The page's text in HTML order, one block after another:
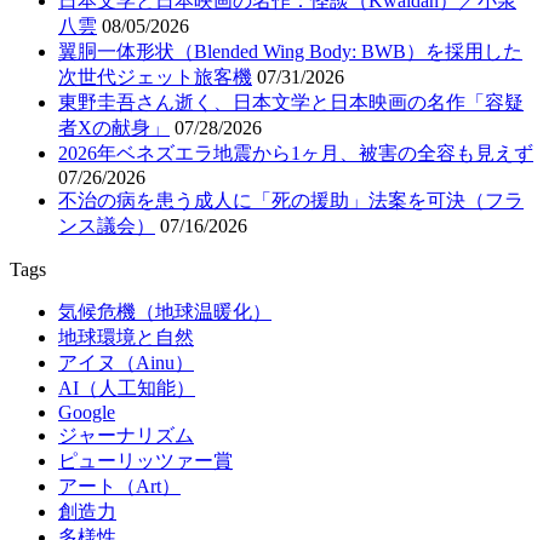
八雲 08/05/2026
翼胴一体形状（Blended Wing Body: BWB）を採用した
次世代ジェット旅客機 07/31/2026
東野圭吾さん逝く、日本文学と日本映画の名作「容疑
者Xの献身」
07/28/2026
2026年ベネズエラ地震から1ヶ月、被害の全容も見えず
07/26/2026
不治の病を患う成人に「死の援助」法案を可決（フラ
ンス議会）
07/16/2026
Tags
気候危機（地球温暖化）
地球環境と自然
アイヌ（Ainu）
AI（人工知能）
Google
ジャーナリズム
ピューリッツァー賞
アート（Art）
創造力